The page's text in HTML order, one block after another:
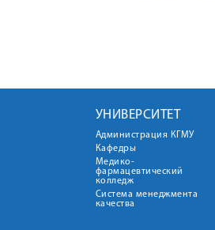
УНИВЕРСИТЕТ
Администрация КГМУ
Кафедры
Медико-
фармацевтический
колледж
Система менеджмента
качества